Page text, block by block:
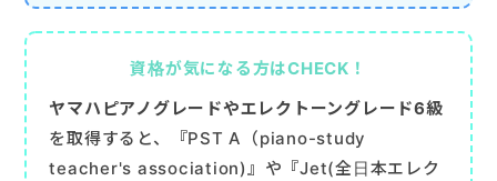
資格が気になる方はCHECK！
ヤマハピアノグレードやエレクトーングレード6級
を取得すると、『PST A（piano-study
teacher's association)』や『Jet(全日本エレク